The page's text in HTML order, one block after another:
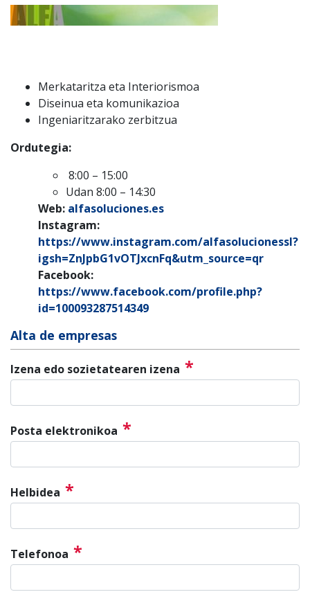
Merkataritza eta Interiorismoa
Diseinua eta komunikazioa
Ingeniaritzarako zerbitzua
Ordutegia:
8:00 – 15:00
Udan 8:00 – 14:30
Web: alfasoluciones.es
Instagram:
https://www.instagram.com/alfasolucionessl?
igsh=ZnJpbG1vOTJxcnFq&utm_source=qr
Facebook:
https://www.facebook.com/profile.php?
id=100093287514349
Alta de empresas
Izena edo sozietatearen izena *
Posta elektronikoa *
Helbidea *
Telefonoa *